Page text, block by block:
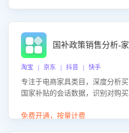
国补政策销售分析-
淘宝 | 京东 | 抖音 | 快手
专注于电商家具类目，深度分析
国家补贴的会话数据，识别对购
化策略，助力商家利用国补政策提
免费开通，按量计费